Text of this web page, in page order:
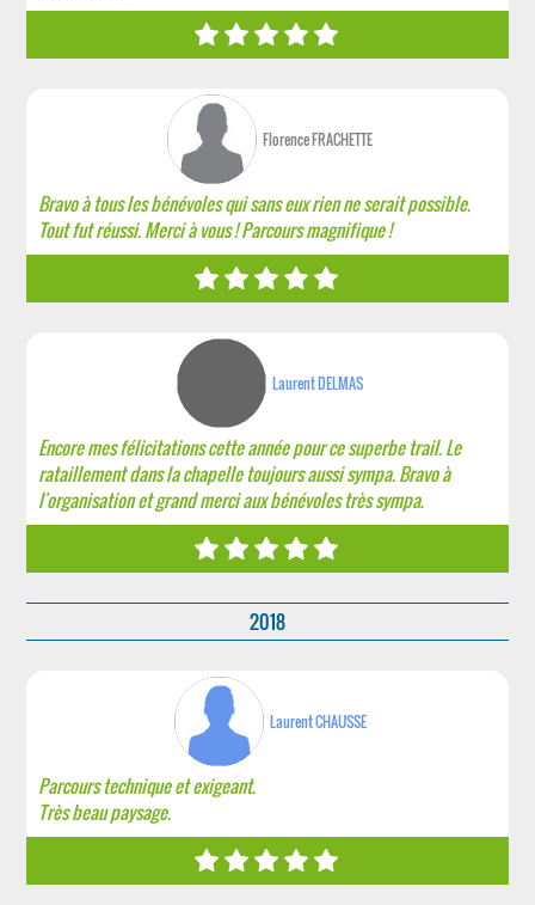
Florence FRACHETTE
Bravo à tous les bénévoles qui sans eux rien ne serait possible.
Tout fut réussi. Merci à vous ! Parcours magnifique !
Laurent DELMAS
Encore mes félicitations cette année pour ce superbe trail. Le
rataillement dans la chapelle toujours aussi sympa. Bravo à
l'organisation et grand merci aux bénévoles très sympa.
2018
Laurent CHAUSSE
Parcours technique et exigeant.
Très beau paysage.